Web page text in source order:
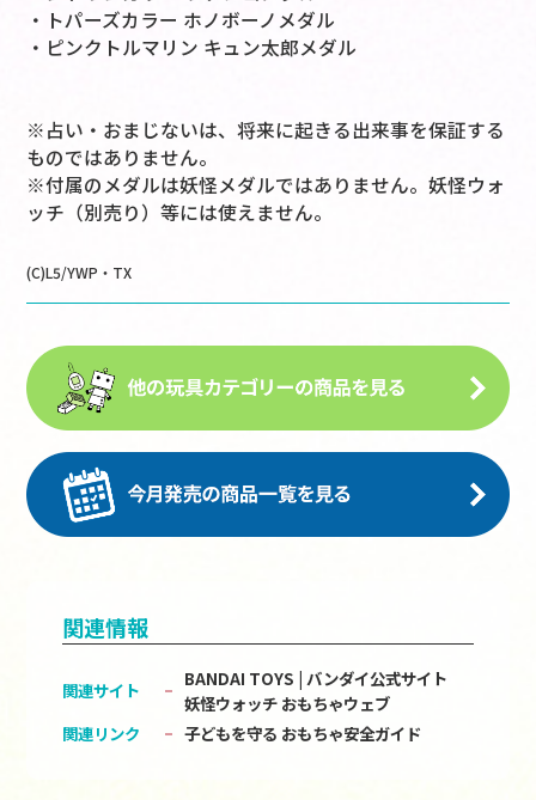
・トパーズカラー ホノボーノメダル
・ピンクトルマリン キュン太郎メダル
※占い・おまじないは、将来に起きる出来事を保証する
ものではありません。
※付属のメダルは妖怪メダルではありません。妖怪ウォ
ッチ（別売り）等には使えません。
(C)L5/YWP・TX
関連情報
関連サイト
BANDAI TOYS | バンダイ公式サイト
妖怪ウォッチ おもちゃウェブ
関連リンク
子どもを守る おもちゃ安全ガイド